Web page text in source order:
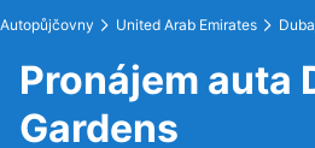
Autopůjčovny United Arab Emirates
Pronájem auta
Gardens